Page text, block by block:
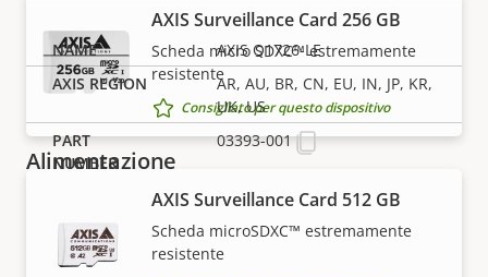
Progettato per la
riverniciatura
Sì
Sostenibilità PVC free
Alimentazione
Descrizione
della
Valore
della
Potenza (massima) 25.5 W
AXIS Surveillance Card 256 GB
Scheda micro SDXC™ estremamente
resistente
Consigliato per questo dispositivo
AXIS Surveillance Card 512 GB
Scheda microSDXC™ estremamente
resistente
AXIS Q1726-LE
AR, AU, BR, CN, EU, IN, JP, KR,
UK, US
03393-001